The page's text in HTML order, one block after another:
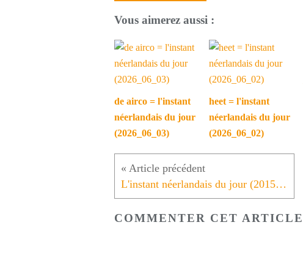
Vous aimerez aussi :
de airco = l'instant
néerlandais du jour
(2026_06_03)
heet = l'instant
néerlandais du jour
(2026_06_02)
L'instant néerlandais du jour (2015_10_22): de Eerste Kamer ...
COMMENTER CET ARTICLE